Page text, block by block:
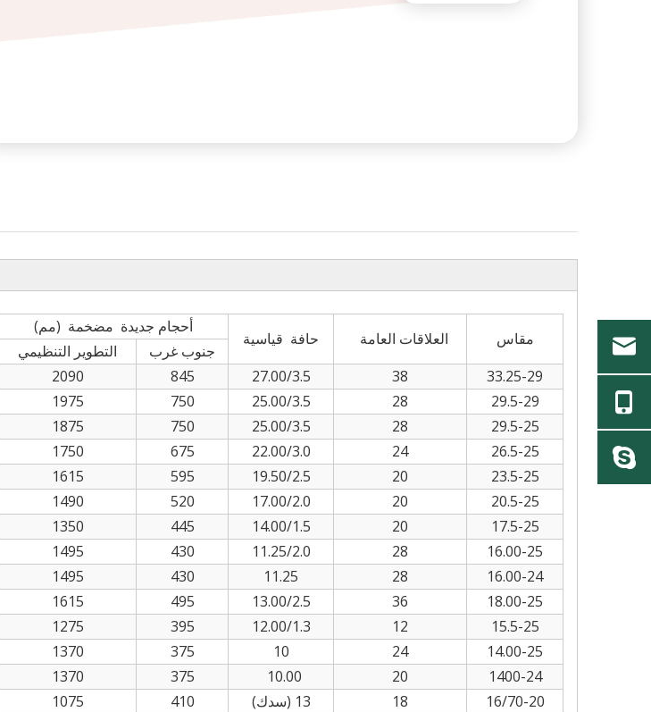
مقاس العلاقات العامة حافة قياسية
أحجام جديدة مضخمة (مم)
جنوب غرب
التطوير التنظيمي
33.25-29
38
27.00/3.5
845
2090
29.5-29
28
25.00/3.5
750
1975
29.5-25
28
25.00/3.5
750
1875
26.5-25
24
22.00/3.0
675
1750
23.5-25
20
19.50/2.5
595
1615
20.5-25
20
17.00/2.0
520
1490
17.5-25
20
14.00/1.5
445
1350
16.00-25
28
11.25/2.0
430
1495
16.00-24
28
11.25
430
1495
18.00-25
36
13.00/2.5
495
1615
15.5-25
12
12.00/1.3
395
1275
14.00-25
24
10
375
1370
1400-24
20
10.00
375
1370
16/70-20
18 13 (سدك) 410
1075